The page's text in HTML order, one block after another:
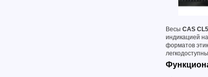
Весы CAS
индикацией
форматов